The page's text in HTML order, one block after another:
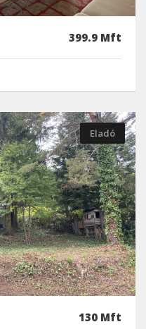
399.9 Mft
130 Mft
Eladó